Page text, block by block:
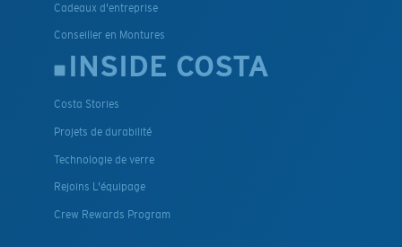
Cadeaux d'entreprise
Conseiller en Montures
INSIDE COSTA
Costa Stories
Projets de durabilité
Technologie de verre
Rejoins L'équipage
Crew Rewards Program